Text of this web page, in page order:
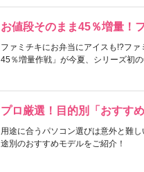
お値段そのまま45％増量！
ファミチキにお弁当にアイスも!?フ
45％増量作戦」が今夏、シリーズ初の
プロ厳選！目的別「おすす
用途に合うパソコン選びは意外と難
途別のおすすめモデルをご紹介！